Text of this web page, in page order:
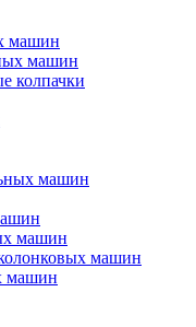
машин
машин
колпачки
машин
машин
машин
машин